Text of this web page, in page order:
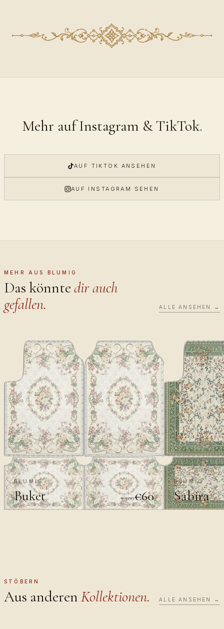
Mehr auf Instagram & TikTok.
AUF TIKTOK ANSEHEN
AUF INSTAGRAM SEHEN
MEHR AUS BLUMIG
Das könntedir auch
gefallen.
ALLE ANSEHEN →
BLUMIG
Buket €100€60
BLUMIG
Sabira
STÖBERN
Aus anderenKollektionen. ALLE ANSEHEN →